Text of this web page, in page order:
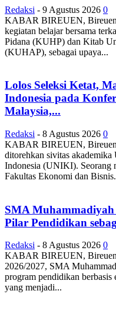
Redaksi - 9 Agustus 2026 0
KABAR BIREUEN,
kegiatan belajar bersama
Pidana (KUHP) dan Kitab
(KUHAP), sebagai upaya...
Lolos Seleksi Ketat,
Indonesia pada
Malaysia,...
Redaksi - 8 Agustus 2026 0
KABAR BIREUEN, Bireuen
ditorehkan sivitas akademika
Indonesia (UNIKI). Seorang
Fakultas Ekonomi dan
SMA
Pilar Pendidikan
Redaksi - 8 Agustus 2026 0
KABAR BIREUEN,
2026/2027, SMA
program pendidikan
yang menjadi...